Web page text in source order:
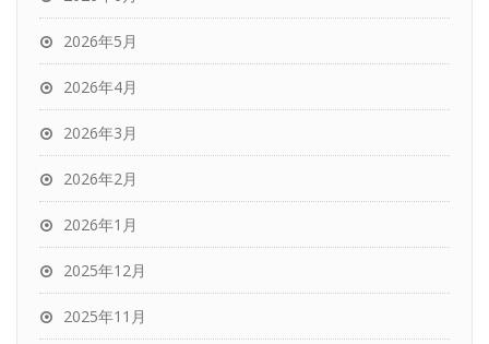
2026年5月
2026年4月
2026年3月
2026年2月
2026年1月
2025年12月
2025年11月